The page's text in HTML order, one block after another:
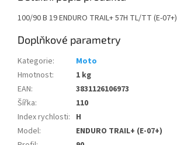
100/90 B 19 ENDURO TRAIL+ 57H TL/TT (E-07+)
Doplňkové parametry
Kategorie:
Moto
Hmotnost:
1 kg
EAN:
3831126106973
Šířka:
110
Index rychlosti: H
Model:
ENDURO TRAIL+ (E-07+)